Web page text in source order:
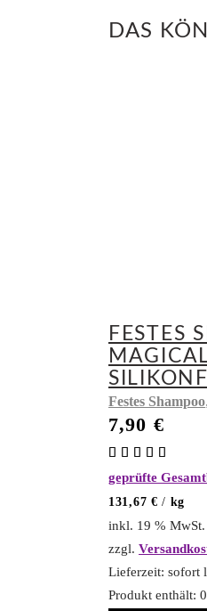
DAS
FESTES
Festes Shampoo,
7,90 €
4.97
geprüfte
131,67 € / kg
inkl. 19 % MwSt.
zzgl.
Lieferzeit: sofort
Produkt enthält: